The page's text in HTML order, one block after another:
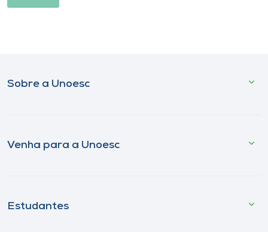
Sobre a Unoesc
Venha para a Unoesc
Estudantes